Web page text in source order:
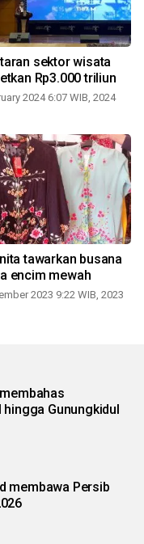
sektor wisata
Rp3.000 triliun
2024 6:07 WIB, 2024
tawarkan busana
encim mewah
2023 9:22 WIB, 2023
Gunungkidul
membawa Persib